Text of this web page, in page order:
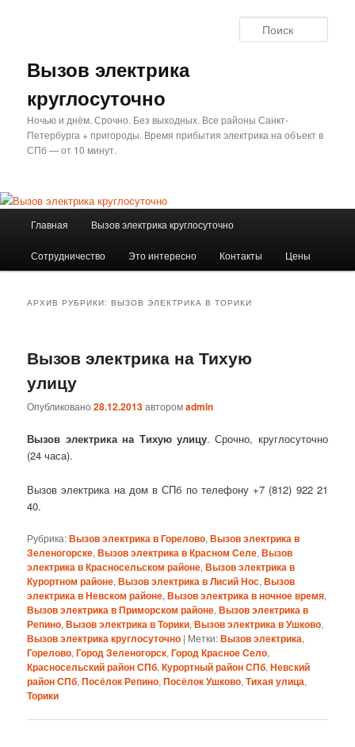
Вызов электрика
круглосуточно
Ночью и днём. Срочно. Без выходных. Все районы Санкт-
Петербурга + пригороды. Время прибытия электрика на объект в
СПб — от 10 минут.
Главная Вызов электрика круглосуточно
Сотрудничество Это интересно Контакты Цены
АРХИВ РУБРИКИ:ВЫЗОВ ЭЛЕКТРИКА В ТОРИКИ
Вызов электрика на Тихую
улицу
Опубликовано28.12.2013авторомadmin
Вызов электрика на Тихую улицу. Срочно, круглосуточно
(24 часа).
Вызов электрика на дом в СПб по телефону +7 (812) 922 21
40.
Рубрика:Вызов электрика в Горелово,Вызов электрика в
Зеленогорске,Вызов электрика в Красном Селе,Вызов
электрика в Красносельском районе,Вызов электрика в
Курортном районе,Вызов электрика в Лисий Нос,Вызов
электрика в Невском районе,Вызов электрика в ночное время,
Вызов электрика в Приморском районе,Вызов электрика в
Репино,Вызов электрика в Торики,Вызов электрика в Ушково,
Вызов электрика круглосуточно | Метки:Вызов электрика,
Горелово,Город Зеленогорск,Город Красное Село,
Красносельский район СПб,Курортный район СПб,Невский
район СПб,Посёлок Репино,Посёлок Ушково,Тихая улица,
Торики